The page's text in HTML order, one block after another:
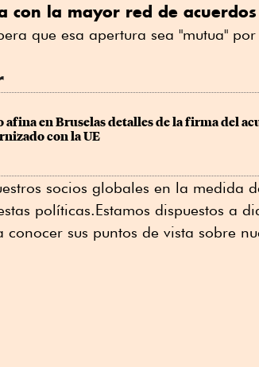
con la mayor red de acuerdos
que esa apertura sea "mutua"
afina en Bruselas detalles de la firma del
con la UE
socios globales en la medida
políticas.Estamos dispuestos a
sus puntos de vista sobre